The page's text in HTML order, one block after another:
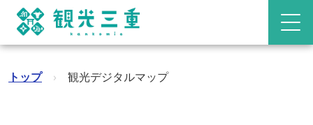
トップ › 観光デジタルマップ